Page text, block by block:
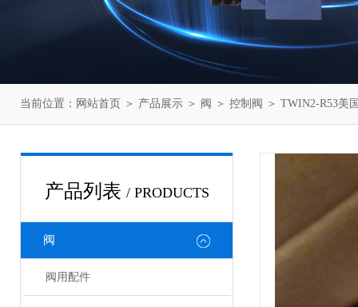
当前位置： 网站首页 ＞ 产品展示 ＞ 阀 ＞ 控制阀 ＞ TWIN2-R53美
产品列表 / PRODUCTS
阀
阀用配件